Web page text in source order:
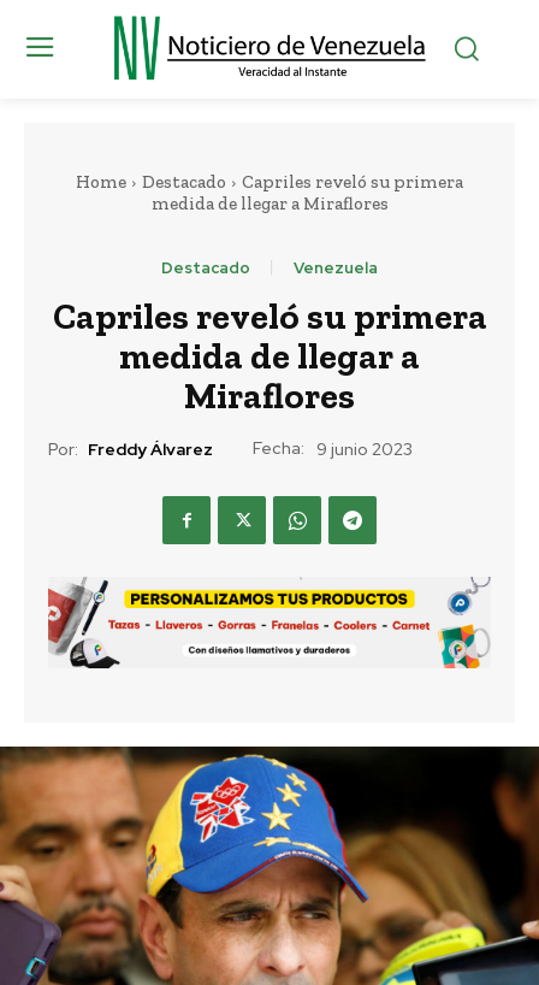
Home Destacado
Capriles reveló su primera
medida de llegar a Miraflores
Destacado Venezuela
Capriles reveló su primera
medida de llegar a
Miraflores
Por: Freddy Álvarez Fecha: 9 junio 2023